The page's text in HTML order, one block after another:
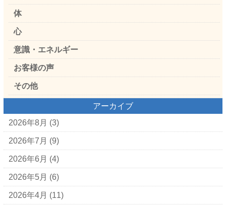
体
心
意識・エネルギー
お客様の声
その他
アーカイブ
2026年8月 (3)
2026年7月 (9)
2026年6月 (4)
2026年5月 (6)
2026年4月 (11)